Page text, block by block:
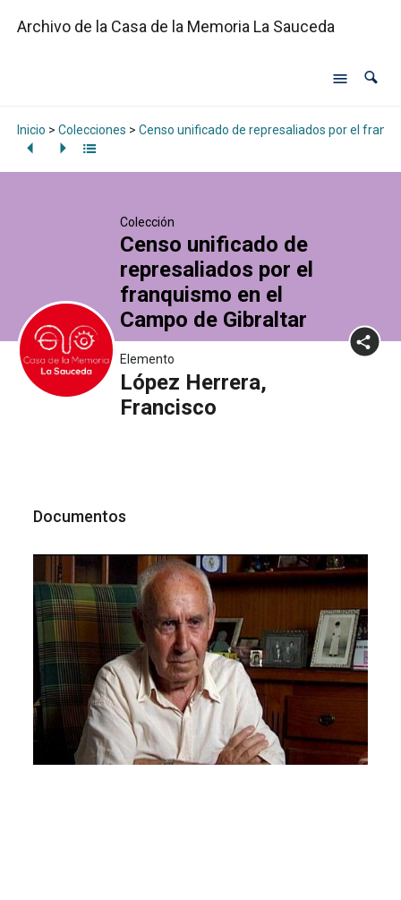
Archivo de la Casa de la Memoria La Sauceda
Inicio > Colecciones > Censo unificado de represaliados por el
Colección
Censo unificado de
represaliados por el
franquismo en el
Campo de Gibraltar
Elemento
López Herrera,
Francisco
Documentos